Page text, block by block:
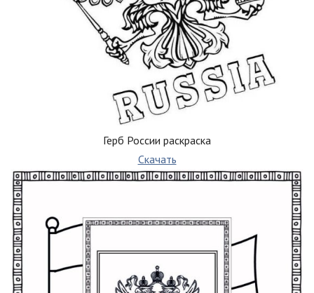
Герб России раскраска
Скачать